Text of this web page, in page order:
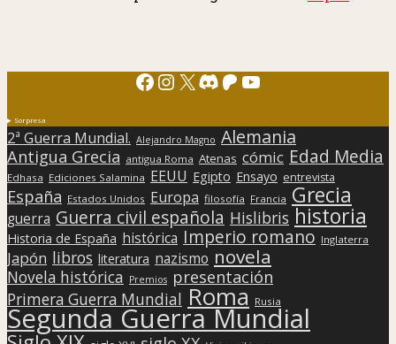
Facebook
Instagram
X Discord
Patreon
YouTube
Sorpresa
2ª Guerra Mundial. Alejandro Magno Alemania
Antigua Grecia antigua Roma Atenas cómic Edad Media
Edhasa Ediciones Salamina EEUU Egipto Ensayo entrevista
España Estados Unidos Europa filosofía Francia Grecia
guerra Guerra civil española Hislibris historia
Historia de España histórica Imperio romano Inglaterra
Japón libros literatura nazismo novela
Novela histórica Premios presentación
Primera Guerra Mundial Roma Rusia
Segunda Guerra Mundial